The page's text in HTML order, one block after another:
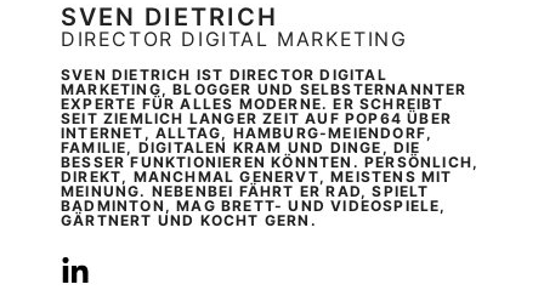
SVEN DIETRICH
DIRECTOR DIGITAL MARKETING
SVEN DIETRICH IST DIRECTOR DIGITAL
MARKETING, BLOGGER UND SELBSTERNANNTER
EXPERTE FÜR ALLES MODERNE. ER SCHREIBT
SEIT ZIEMLICH LANGER ZEIT AUF POP64 ÜBER
INTERNET, ALLTAG, HAMBURG-MEIENDORF,
FAMILIE, DIGITALEN KRAM UND DINGE, DIE
BESSER FUNKTIONIEREN KÖNNTEN. PERSÖNLICH,
DIREKT, MANCHMAL GENERVT, MEISTENS MIT
MEINUNG. NEBENBEI FÄHRT ER RAD, SPIELT
BADMINTON, MAG BRETT- UND VIDEOSPIELE,
GÄRTNERT UND KOCHT GERN.